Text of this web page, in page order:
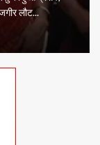
लौट...